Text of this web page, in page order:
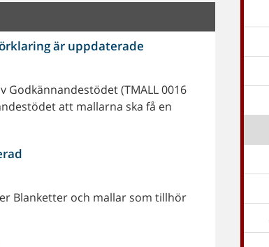
är uppdaterade
(TMALL 0016
att mallarna ska få en
Blanketter och mallar som tillhör